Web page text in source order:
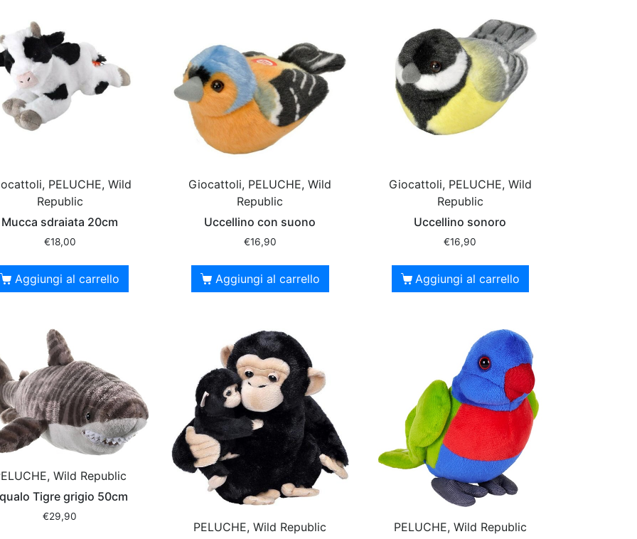
PELUCHE, Wild
Republic
Mucca sdraiata 20cm
€18,00
Aggiungi al carrello
Giocattoli, PELUCHE, Wild
Republic
Uccellino con suono
€16,90
Aggiungi al carrello
Giocattoli, PELUCHE, Wild
Republic
Uccellino sonoro
€16,90
Aggiungi al carrello
Wild Republic
Tigre grigio 50cm
€29,90
PELUCHE, Wild Republic
PELUCHE, Wild Republic